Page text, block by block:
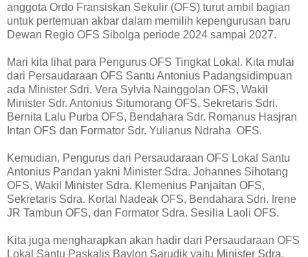
anggota Ordo Fransiskan Sekulir (OFS) turut ambil bagian
untuk pertemuan akbar dalam memilih kepengurusan baru
Dewan Regio OFS Sibolga periode 2024 sampai 2027.
Mari kita lihat para Pengurus OFS Tingkat Lokal. Kita mulai
dari Persaudaraan OFS Santu Antonius Padangsidimpuan
ada Minister Sdri. Vera Sylvia Nainggolan OFS, Wakil
Minister Sdr. Antonius Situmorang OFS, Sekretaris Sdri.
Bernita Lalu Purba OFS, Bendahara Sdr. Romanus Hasjran
Intan OFS dan Formator Sdr. Yulianus Ndraha OFS.
Kemudian, Pengurus dari Persaudaraan OFS Lokal Santu
Antonius Pandan yakni Minister Sdra. Johannes Sihotang
OFS, Wakil Minister Sdra. Klemenius Panjaitan OFS,
Sekretaris Sdra. Kortal Nadeak OFS, Bendahara Sdri. Irene
JR Tambun OFS, dan Formator Sdra. Sesilia Laoli OFS.
Kita juga mengharapkan akan hadir dari Persaudaraan OFS
Lokal Santu Paskalis Baylon Sarudik yaitu Minister Sdra.